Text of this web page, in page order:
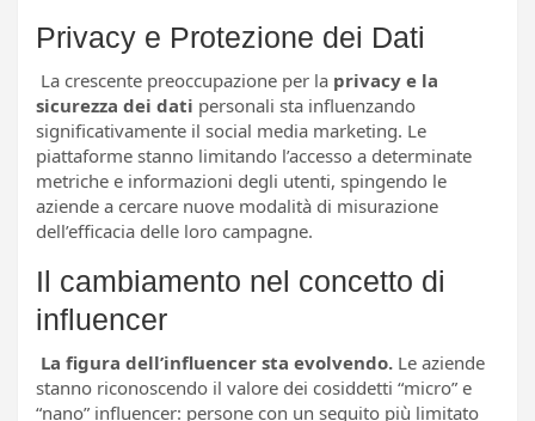
Privacy e Protezione dei Dati
La crescente preoccupazione per la privacy e la
sicurezza dei dati personali sta influenzando
significativamente il social media marketing. Le
piattaforme stanno limitando l’accesso a determinate
metriche e informazioni degli utenti, spingendo le
aziende a cercare nuove modalità di misurazione
dell’efficacia delle loro campagne.
Il cambiamento nel concetto di
influencer
La figura dell’influencer sta evolvendo. Le aziende
stanno riconoscendo il valore dei cosiddetti “micro” e
“nano” influencer: persone con un seguito più limitato